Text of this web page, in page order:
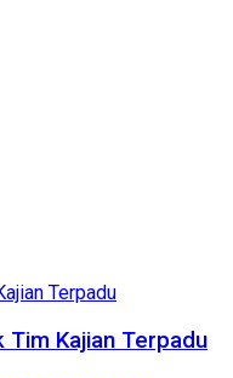
Tim Kajian Terpadu